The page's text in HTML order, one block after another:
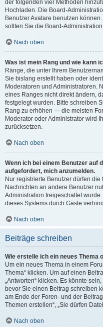
der folgenden vier Methoden
Hochladen. Die Board-
Benutzer Avatare benutzen
sollten Sie die Board-
Nach oben
Was ist mein Rang und wie kann
Ränge, die unter Ihrem
Sie bislang erstellt haben oder
Moderatoren und Administratoren.
eines Ranges nicht direkt ändern,
festgelegt wurden. Bitte schreiben
Rang zu erhöhen — die meisten
Moderator oder Administrator wird
zurücksetzen.
Nach oben
Wenn ich bei einem Benutzer auf
aufgefordert, mich anzumelden.
Nur registrierte Benutzer dürfen
Nachrichten an andere Benutzer
Administration freigeschaltet
dieses Systems durch Gäste
Nach oben
Beiträge schreiben
Wie erstelle ich ein neues Thema
Um ein neues Thema in einem
Thema“ klicken. Um auf einen
„Antworten“ klicken. Es könnte
bevor Sie einen Beitrag schreiben
am Ende der Foren- und der
Themen erstellen“, „Sie dürfen
Nach oben